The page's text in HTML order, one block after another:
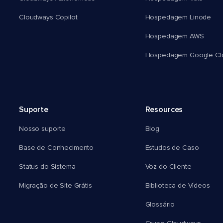
Cloudways Copilot Hospedagem Linode
Hospedagem AWS
Hospedagem Google
Suporte
Nosso suporte
Base de Conhecimento
Status do Sistema
Migração de Site Grátis
Resources
Blog
Estudos de Caso
Voz do Cliente
Biblioteca de Vídeos
Glossário